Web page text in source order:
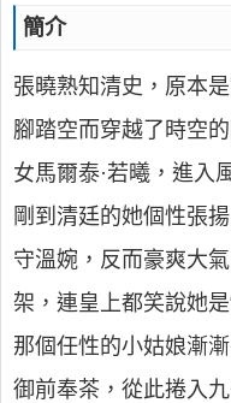
簡介
張曉熟知清史，原本
腳踏空而穿越了時空
女馬爾泰·若曦，進入
剛到清廷的她個性張
守溫婉，反而豪爽大
架，連皇上都笑說她
那個任性的小姑娘漸
御前奉茶，從此捲入